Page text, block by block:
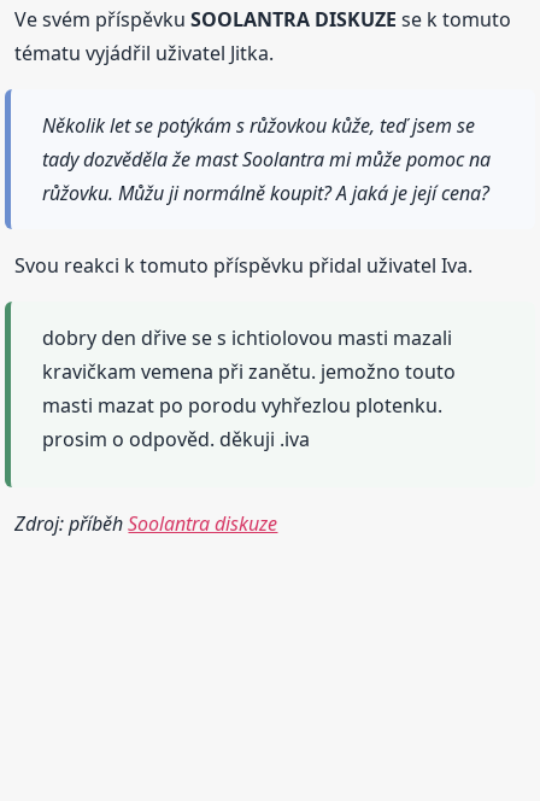
Ve svém příspěvkuSOOLANTRA DISKUZE se k tomuto
tématu vyjádřil uživatel Jitka.
Několik let se potýkám s růžovkou kůže, teď jsem se
tady dozvěděla že mast Soolantra mi může pomoc na
růžovku. Můžu ji normálně koupit? A jaká je její cena?
Svou reakci k tomuto příspěvku přidal uživatel Iva.
dobry den dřive se s ichtiolovou masti mazali
kravičkam vemena při zanětu. jemožno touto
masti mazat po porodu vyhřezlou plotenku.
prosim o odpověd. děkuji .iva
Zdroj: příběhSoolantra diskuze